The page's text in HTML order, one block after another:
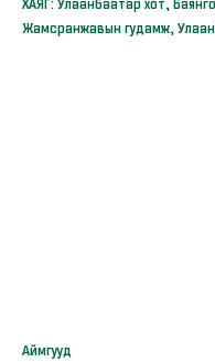
ХАЯГ: Улаанбаатар хот,
Жамсранжавын гудамж,
Аймгууд